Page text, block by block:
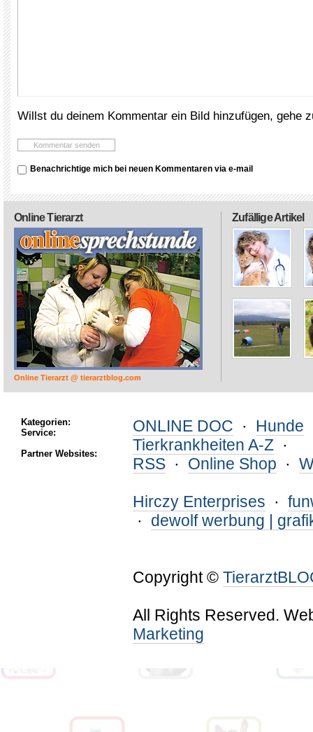
Willst du deinem Kommentar ein Bild hinzufügen, gehe
Benachrichtige mich bei neuen Kommentaren via e-mail
Zufällige Artikel
Online Tierarzt
Online Tierarzt @ tierarztblog.com
Kategorien:
Service:
Partner Websites:
ONLINE DOC · Hunde
Tierkrankheiten A-Z ·
RSS · Online Shop ·
Hirczy Enterprises ·
· dewolf werbung |
Copyright ©
All Rights Reserved.
Marketing